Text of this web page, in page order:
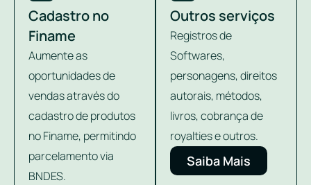
Cadastro no
Finame
Aumente as
oportunidades de
vendas através do
cadastro de produtos
no Finame, permitindo
parcelamento via
BNDES.
Outros serviços
Registros de
Softwares,
personagens, direitos
autorais, métodos,
livros, cobrança de
royalties e outros.
Saiba Mais